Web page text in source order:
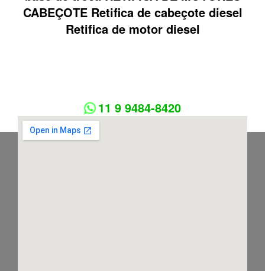
CABEÇOTE Retifica de cabeçote diesel
Retifica de motor diesel
11 9 9484-8420